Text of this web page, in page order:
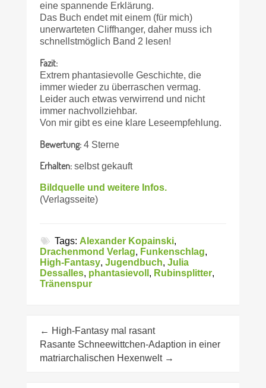
eine spannende Erklärung.
Das Buch endet mit einem (für mich)
unerwarteten Cliffhanger, daher muss ich
schnellstmöglich Band 2 lesen!
Fazit:
Extrem phantasievolle Geschichte, die
immer wieder zu überraschen vermag.
Leider auch etwas verwirrend und nicht
immer nachvollziehbar.
Von mir gibt es eine klare Leseempfehlung.
Bewertung: 4 Sterne
Erhalten: selbst gekauft
Bildquelle und weitere Infos.
(Verlagsseite)
Tags: Alexander Kopainski,
Drachenmond Verlag, Funkenschlag,
High-Fantasy,Jugendbuch,Julia
Dessalles, phantasievoll , Rubinsplitter,
Tränenspur
← High-Fantasy mal rasant
Rasante Schneewittchen-Adaption in einer
matriarchalischen Hexenwelt →